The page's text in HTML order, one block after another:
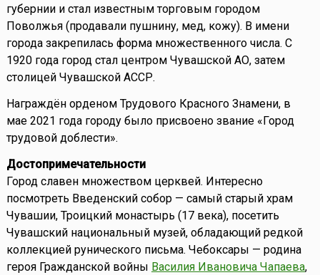
губернии и стал известным торговым городом
Поволжья (продавали пушнину, мед, кожу). В имени
города закрепилась форма множественного числа. С
1920 года город стал центром Чувашской АО, затем
столицей Чувашской АССР.
Награждён орденом Трудового Красного Знамени, в
мае 2021 года городу было присвоено звание «Город
трудовой доблести».
Достопримечательности
Город славен множеством церквей. Интересно
посмотреть Введенский собор — самый старый храм
Чувашии, Троицкий монастырь (17 века), посетить
Чувашский национальный музей, обладающий редкой
коллекцией рунического письма. Чебоксары — родина
героя Гражданской войны Василия Ивановича Чапаева,